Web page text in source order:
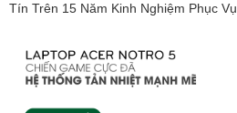
Tín Trên 15 Năm Kinh Nghiệm Phục Vụ